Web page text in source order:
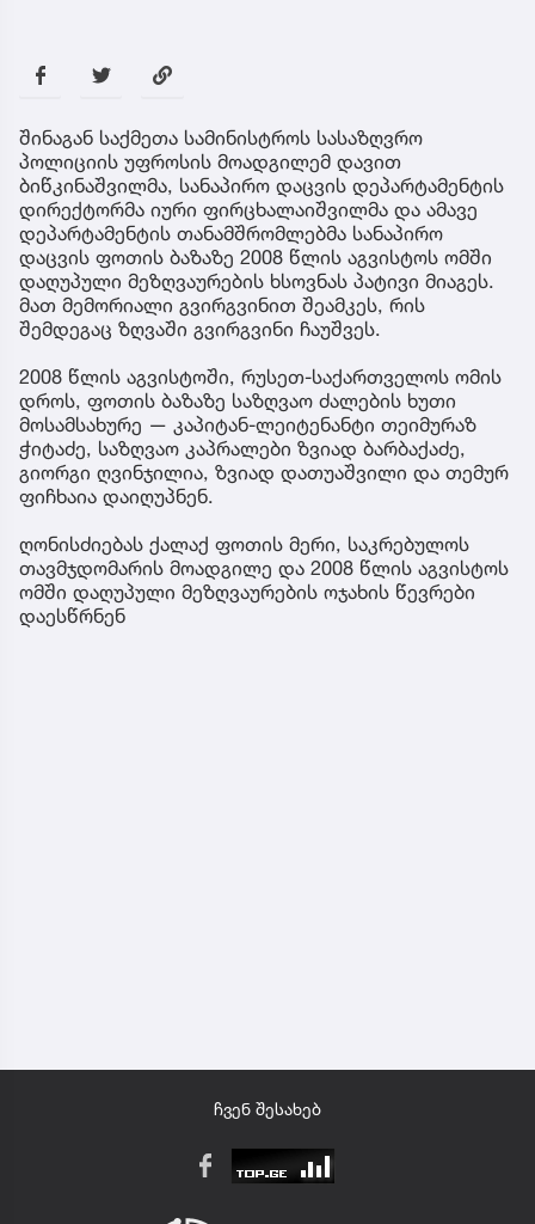
შინაგან საქმეთა სამინისტროს სასაზღვრო
პოლიციის უფროსის მოადგილემ დავით
ბიწკინაშვილმა, სანაპირო დაცვის დეპარტამენტის
დირექტორმა იური ფირცხალაიშვილმა და ამავე
დეპარტამენტის თანამშრომლებმა სანაპირო
დაცვის ფოთის ბაზაზე 2008 წლის აგვისტოს ომში
დაღუპული მეზღვაურების ხსოვნას პატივი მიაგეს.
მათ მემორიალი გვირგვინით შეამკეს, რის
შემდეგაც ზღვაში გვირგვინი ჩაუშვეს.
2008 წლის აგვისტოში, რუსეთ-საქართველოს ომის
დროს, ფოთის ბაზაზე საზღვაო ძალების ხუთი
მოსამსახურე — კაპიტან-ლეიტენანტი თეიმურაზ
ჭიტაძე, საზღვაო კაპრალები ზვიად ბარბაქაძე,
გიორგი ღვინჯილია, ზვიად დათუაშვილი და თემურ
ფიჩხაია დაიღუპნენ.
ღონისძიებას ქალაქ ფოთის მერი, საკრებულოს
თავმჯდომარის მოადგილე და 2008 წლის აგვისტოს
ომში დაღუპული მეზღვაურების ოჯახის წევრები
დაესწრნენ
ჩვენ შესახებ